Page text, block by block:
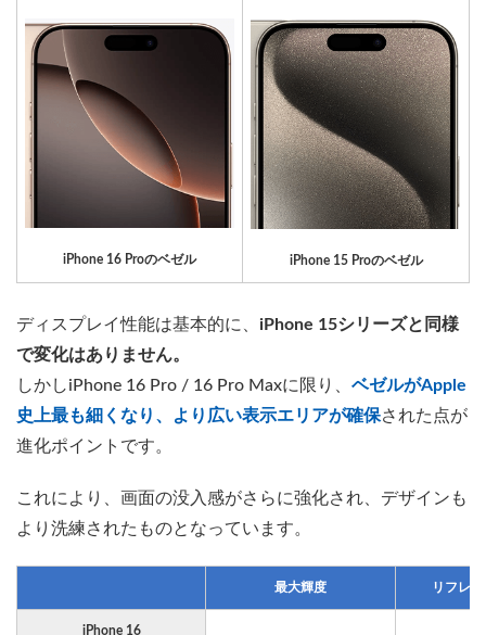
iPhone 16 Proのベゼル iPhone 15 Proのベゼル
ディスプレイ性能は基本的に、 iPhone 15シリーズと同様
で変化はありません。
しかしiPhone 16 Pro / 16 Pro Maxに限り、 ベゼルがApple
史上最も細くなり、より広い表示エリアが確保された点が
進化ポイントです。
これにより、画面の没入感がさらに強化され、デザインも
より洗練されたものとなっています。
最大輝度 リフレ
iPhone 16